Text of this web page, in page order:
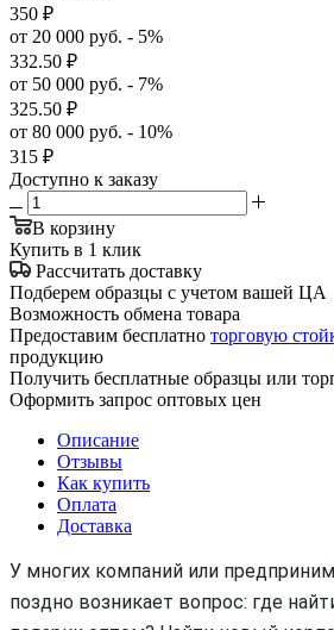
350 ₽
от 20 000 руб. - 5%
332.50 ₽
от 50 000 руб. - 7%
325.50 ₽
от 80 000 руб. - 10%
315 ₽
Доступно к заказу
В корзину
Купить в 1 клик
Рассчитать доставку
Подберем образцы с учетом вашей ЦА
Возможность обмена товара
Предоставим бесплатно торговую
продукцию
Получить бесплатные образцы или
Оформить запрос оптовых цен
Описание
Отзывы
Как купить
Оплата
Доставка
У многих компаний или
поздно возникает вопрос: где